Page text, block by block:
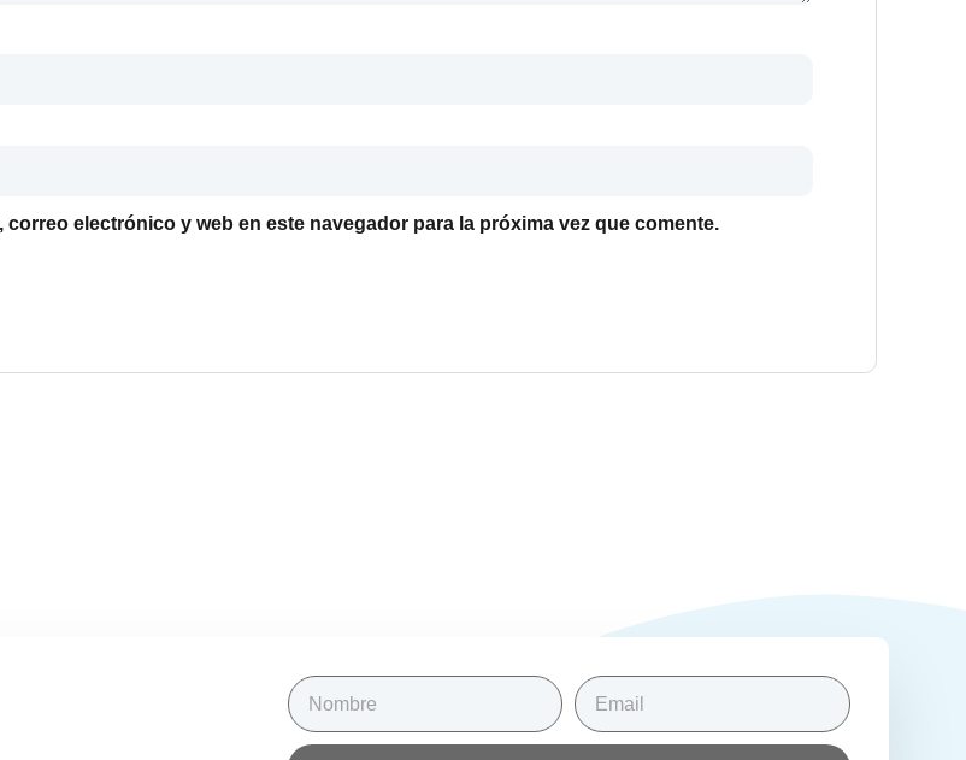
correo electrónico y web en este navegador para la próxima vez que comente.